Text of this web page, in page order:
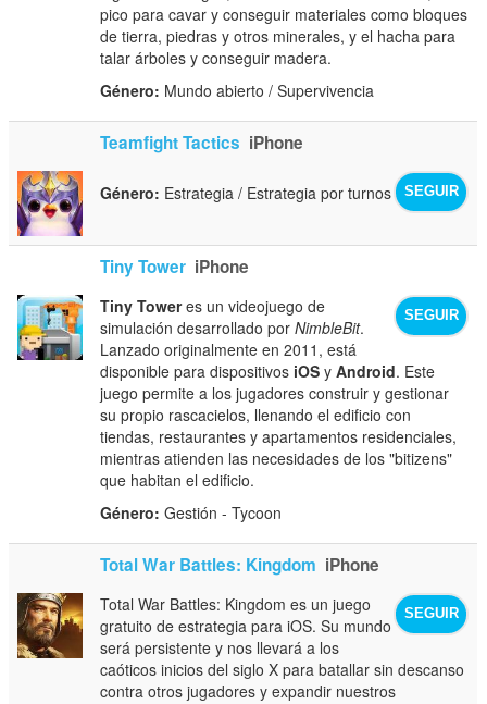
pico para cavar y conseguir materiales como bloques
de tierra, piedras y otros minerales, y el hacha para
talar árboles y conseguir madera.
Género: Mundo abierto / Supervivencia
Teamfight Tactics iPhone
SEGUIR
Género: Estrategia / Estrategia por turnos
Tiny Tower iPhone
SEGUIR
Tiny Toweres un videojuego de
simulación desarrollado porNimbleBit.
Lanzado originalmente en 2011, está
disponible para dispositivos iOS yAndroid. Este
juego permite a los jugadores construir y gestionar
su propio rascacielos, llenando el edificio con
tiendas, restaurantes y apartamentos residenciales,
mientras atienden las necesidades de los "bitizens"
que habitan el edificio.
Género: Gestión - Tycoon
Total War Battles: Kingdom iPhone
SEGUIR
Total War Battles: Kingdom es un juego
gratuito de estrategia para iOS. Su mundo
será persistente y nos llevará a los
caóticos inicios del siglo X para batallar sin descanso
contra otros jugadores y expandir nuestros